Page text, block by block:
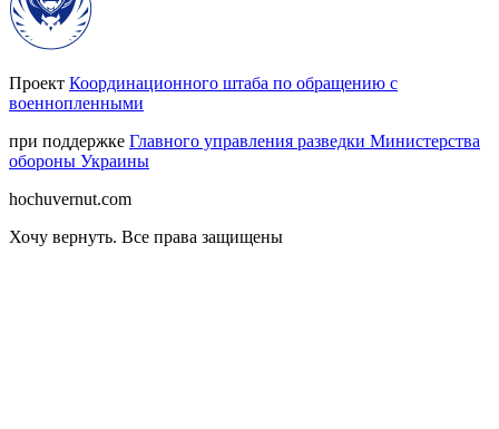
Проект Координационного штаба по обращению с
военнопленными
при поддержке Главного управления разведки Министерства
обороны Украины
hochuvernut.com
Хочу вернуть. Все права защищены